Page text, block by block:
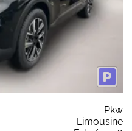
Pkw
Limousine